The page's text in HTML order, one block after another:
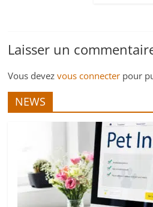
Laisser un
Vous devezvous connecter pour
NEWS